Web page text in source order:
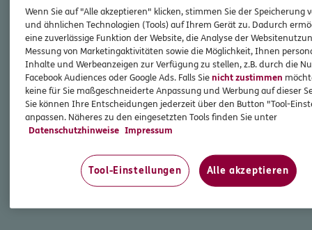
Wenn Sie auf "Alle akzeptieren" klicken, stimmen Sie der Speicherung
und ähnlichen Technologien (Tools) auf Ihrem Gerät zu. Dadurch
eine zuverlässige Funktion der Website, die Analyse der
Messung von Marketingaktivitäten sowie die Möglichkeit, Ihnen
Inhalte und Werbeanzeigen zur Verfügung zu stellen, z.B. durch die
Facebook Audiences oder Google Ads. Falls Sienicht zustimmen
keine für Sie maßgeschneiderte Anpassung und Werbung auf dieser
Sie können Ihre Entscheidungen jederzeit über den Button "Tool-
anpassen. Näheres zu den eingesetzten Tools finden Sie unter
Datenschutzhinweise Impressum
Tool-Einstellungen Alle akzeptieren